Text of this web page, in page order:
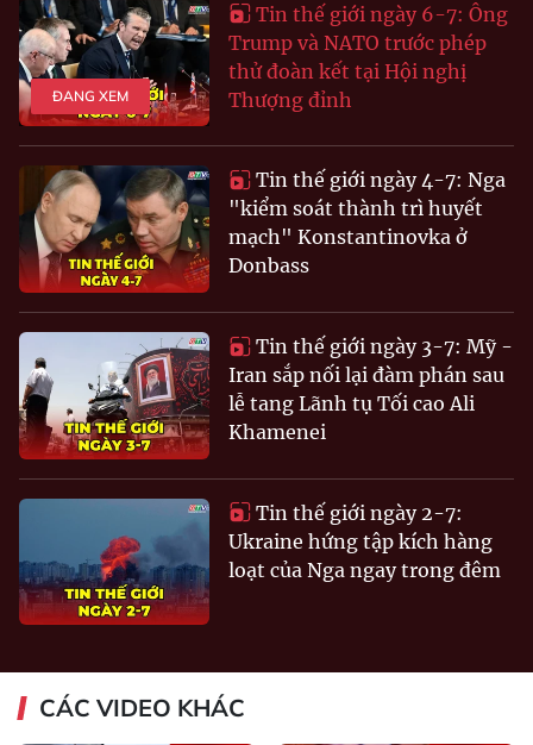
ĐANG XEM
Tin thế giới ngày 6-7: Ông
Trump và NATO trước phép
thử đoàn kết tại Hội nghị
Thượng đỉnh
Tin thế giới ngày 4-7: Nga
"kiểm soát thành trì huyết
mạch" Konstantinovka ở
Donbass
Tin thế giới ngày 3-7: Mỹ -
Iran sắp nối lại đàm phán sau
lễ tang Lãnh tụ Tối cao Ali
Khamenei
Tin thế giới ngày 2-7:
Ukraine hứng tập kích hàng
loạt của Nga ngay trong đêm
CÁC VIDEO KHÁC